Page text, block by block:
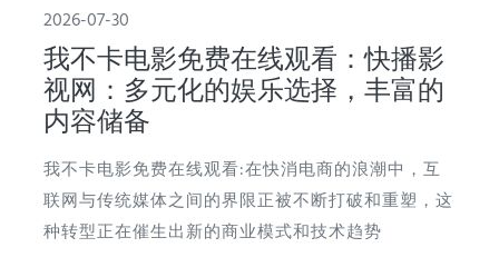
2026-07-30
我不卡电影免费在线观看：快播影
视网：多元化的娱乐选择，丰富的
内容储备
我不卡电影免费在线观看:在快消电商的浪潮中，互
联网与传统媒体之间的界限正被不断打破和重塑，这
种转型正在催生出新的商业模式和技术趋势